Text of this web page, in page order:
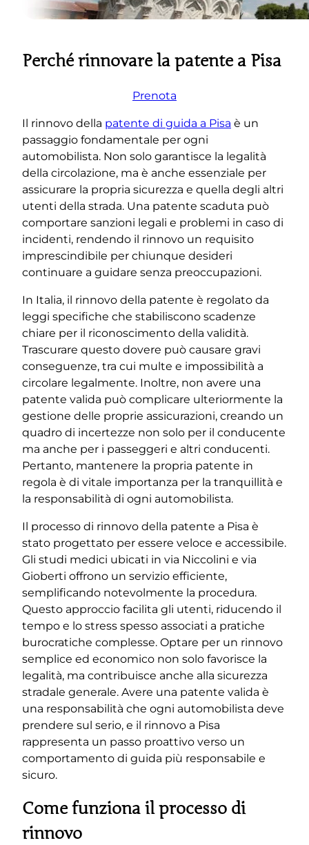
Perché rinnovare la patente a Pisa
Prenota
Il rinnovo della patente di guida a Pisa è un
passaggio fondamentale per ogni
automobilista. Non solo garantisce la legalità
della circolazione, ma è anche essenziale per
assicurare la propria sicurezza e quella degli altri
utenti della strada. Una patente scaduta può
comportare sanzioni legali e problemi in caso di
incidenti, rendendo il rinnovo un requisito
imprescindibile per chiunque desideri
continuare a guidare senza preoccupazioni.
In Italia, il rinnovo della patente è regolato da
leggi specifiche che stabiliscono scadenze
chiare per il riconoscimento della validità.
Trascurare questo dovere può causare gravi
conseguenze, tra cui multe e impossibilità a
circolare legalmente. Inoltre, non avere una
patente valida può complicare ulteriormente la
gestione delle proprie assicurazioni, creando un
quadro di incertezze non solo per il conducente
ma anche per i passeggeri e altri conducenti.
Pertanto, mantenere la propria patente in
regola è di vitale importanza per la tranquillità e
la responsabilità di ogni automobilista.
Il processo di rinnovo della patente a Pisa è
stato progettato per essere veloce e accessibile.
Gli studi medici ubicati in via Niccolini e via
Gioberti offrono un servizio efficiente,
semplificando notevolmente la procedura.
Questo approccio facilita gli utenti, riducendo il
tempo e lo stress spesso associati a pratiche
burocratiche complesse. Optare per un rinnovo
semplice ed economico non solo favorisce la
legalità, ma contribuisce anche alla sicurezza
stradale generale. Avere una patente valida è
una responsabilità che ogni automobilista deve
prendere sul serio, e il rinnovo a Pisa
rappresenta un passo proattivo verso un
comportamento di guida più responsabile e
sicuro.
Come funziona il processo di
rinnovo